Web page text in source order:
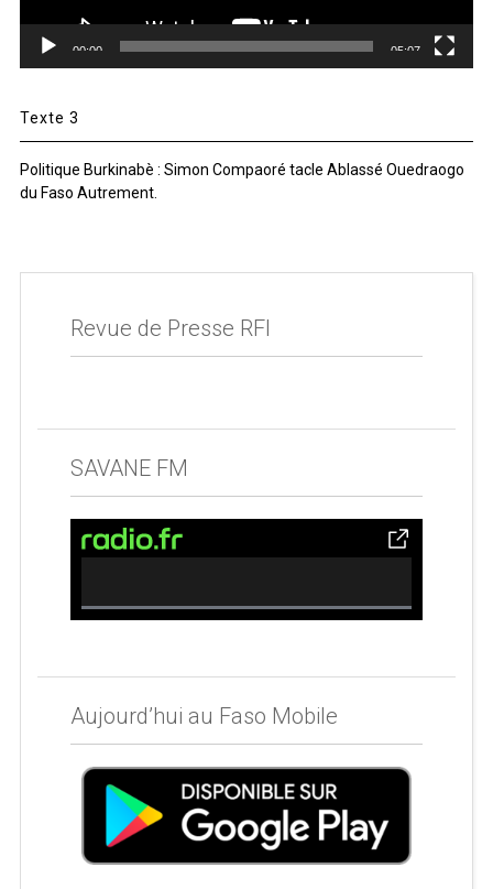
00:00 05:07
Texte 3
Politique Burkinabè : Simon Compaoré tacle Ablassé Ouedraogo
du Faso Autrement.
Revue de Presse RFI
SAVANE FM
0% Complete
Aujourd’hui au Faso Mobile